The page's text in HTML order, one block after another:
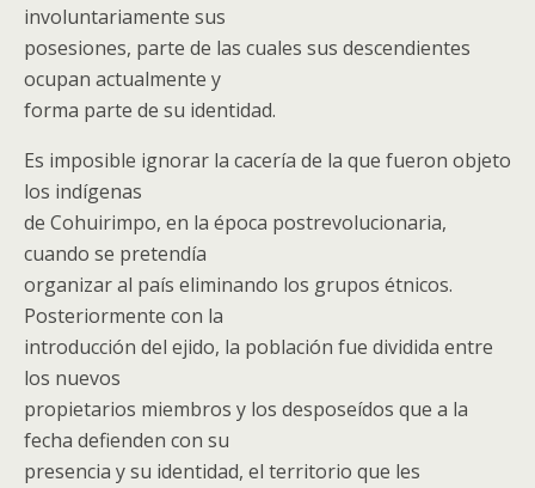
involuntariamente sus
posesiones, parte de las cuales sus descendientes
ocupan actualmente y
forma parte de su identidad.
Es imposible ignorar la cacería de la que fueron objeto
los indígenas
de Cohuirimpo, en la época postrevolucionaria,
cuando se pretendía
organizar al país eliminando los grupos étnicos.
Posteriormente con la
introducción del ejido, la población fue dividida entre
los nuevos
propietarios miembros y los desposeídos que a la
fecha defienden con su
presencia y su identidad, el territorio que les